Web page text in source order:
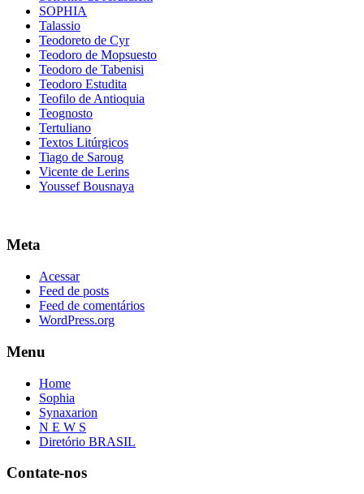
SOPHIA
Talassio
Teodoreto de Cyr
Teodoro de Mopsuesto
Teodoro de Tabenisi
Teodoro Estudita
Teofilo de Antioquia
Teognosto
Tertuliano
Textos Litúrgicos
Tiago de Saroug
Vicente de Lerins
Youssef Bousnaya
Meta
Acessar
Feed de posts
Feed de comentários
WordPress.org
Menu
Home
Sophia
Synaxarion
N E W S
Diretório BRASIL
Contate-nos